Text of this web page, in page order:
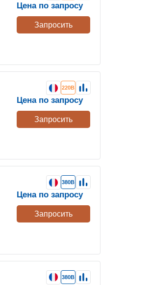
Цена по запросу
Запросить
220В
Цена по запросу
Запросить
380В
Цена по запросу
Запросить
380В